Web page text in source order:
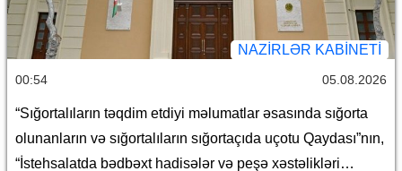
NAZIRLƏR KABINETI
00:54 05.08.2026
“Sığortalıların təqdim etdiyi məlumatlar əsasında sığorta
olunanların və sığortalıların sığortaçıda uçotu Qaydası”nın,
“İstehsalatda bədbəxt hadisələr və peşə xəstəlikləri